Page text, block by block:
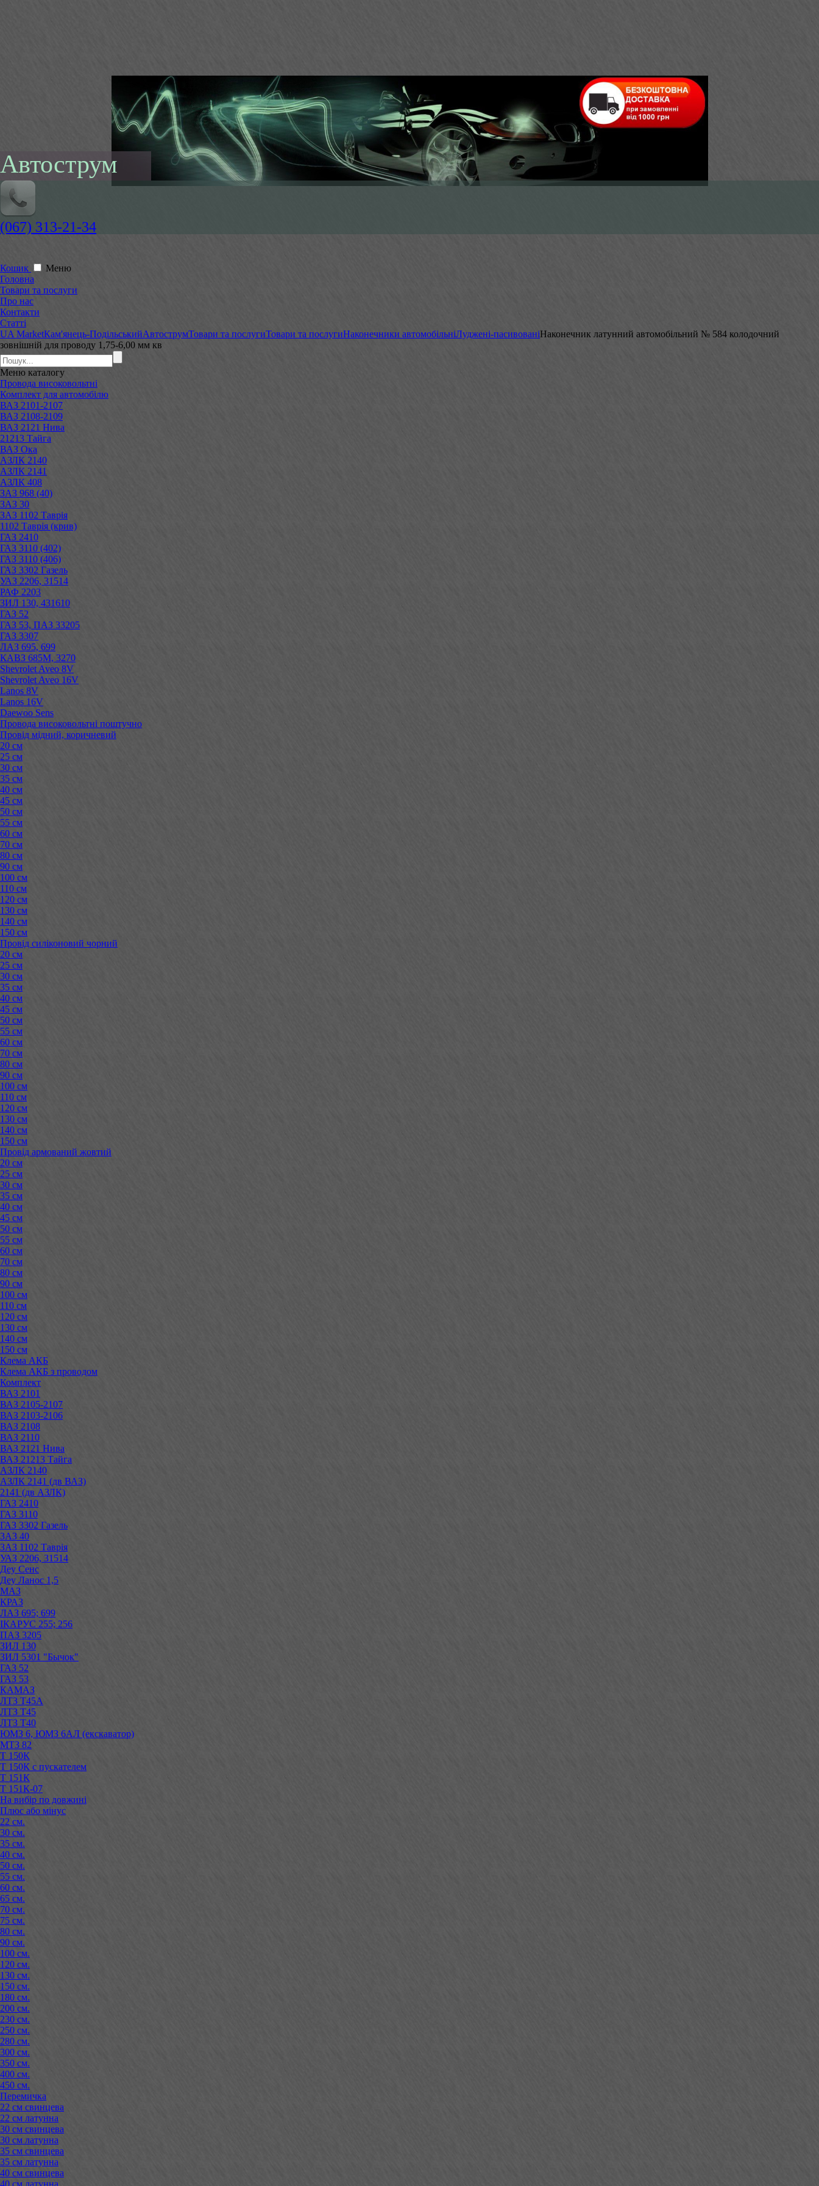
Автострум
(067) 313-21-34
Кошик
Меню
Головна
Товари та послуги
Про нас
Контакти
Статті
UA MarketКам'янець-ПодільськийАвтострумТовари та послугиТовари та послугиНаконечники автомобільніЛуджені-пасивованіНаконечник латунний автомобільний № 584 колодочний
зовнішній для проводу 1,75-6,00 мм кв
Меню каталогу
Провода високовольтні
Комплект для автомобілю
ВАЗ 2101-2107
ВАЗ 2108-2109
ВАЗ 2121 Нива
21213 Тайга
ВАЗ Ока
АЗЛК 2140
АЗЛК 2141
АЗЛК 408
ЗАЗ 968 (40)
ЗАЗ 30
ЗАЗ 1102 Таврія
1102 Таврія (крив)
ГАЗ 2410
ГАЗ 3110 (402)
ГАЗ 3110 (406)
ГАЗ 3302 Газель
УАЗ 2206, 31514
РАФ 2203
ЗИЛ 130, 431610
ГАЗ 52
ГАЗ 53, ПАЗ 33205
ГАЗ 3307
ЛАЗ 695, 699
КАВЗ 685М, 3270
Shevrolet Aveo 8V
Shevrolet Aveo 16V
Lanos 8V
Lanos 16V
Daewoo Sens
Провода високовольтні поштучно
Провід мідний, коричневий
20 см
25 см
30 см
35 см
40 см
45 см
50 см
55 см
60 см
70 см
80 см
90 см
100 см
110 см
120 см
130 см
140 см
150 см
Провід силіконовий чорний
20 см
25 см
30 см
35 см
40 см
45 см
50 см
55 см
60 см
70 см
80 см
90 см
100 см
110 см
120 см
130 см
140 см
150 см
Провід армований жовтий
20 см
25 см
30 см
35 см
40 см
45 см
50 см
55 см
60 см
70 см
80 см
90 см
100 см
110 см
120 см
130 см
140 см
150 см
Клема АКБ
Клема АКБ з проводом
Комплект
ВАЗ 2101
ВАЗ 2105-2107
ВАЗ 2103-2106
ВАЗ 2108
ВАЗ 2110
ВАЗ 2121 Нива
ВАЗ 21213 Тайга
АЗЛК 2140
АЗЛК 2141 (дв ВАЗ)
2141 (дв АЗЛК)
ГАЗ 2410
ГАЗ 3110
ГАЗ 3302 Газель
ЗАЗ 40
ЗАЗ 1102 Таврія
УАЗ 2206, 31514
Деу Сенс
Деу Ланос 1,5
МАЗ
КРАЗ
ЛАЗ 695; 699
ІКАРУС 255; 256
ПАЗ 3205
ЗИЛ 130
ЗИЛ 5301 "Бычок"
ГАЗ 52
ГАЗ 53
КАМАЗ
ЛТЗ Т45А
ЛТЗ Т45
ЛТЗ Т40
ЮМЗ 6, ЮМЗ 6АЛ (екскаватор)
МТЗ 82
Т 150К
Т 150К с пускателем
Т 151К
Т 151К-07
На вибір по довжині
Плюс або мінус
22 см.
30 см.
35 см.
40 см.
50 см.
55 см.
60 см.
65 см.
70 см.
75 см.
80 см.
90 см.
100 см.
120 см.
130 см.
150 см.
180 см.
200 см.
230 см.
250 см.
280 см.
300 см.
350 см.
400 см.
450 см.
Перемичка
22 см свинцева
22 см латунна
30 см свинцева
30 см латунна
35 см свинцева
35 см латунна
40 см свинцева